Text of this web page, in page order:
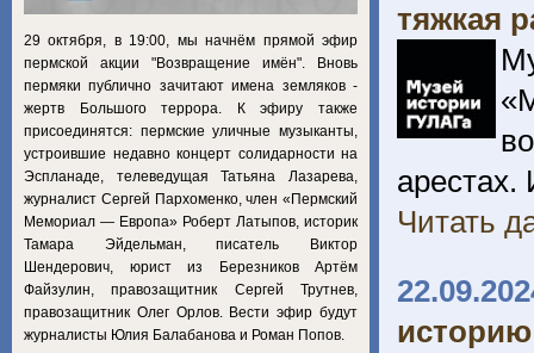
тяжкая
арестах.
Читать
29 октября, в 19:00, мы начнём прямой эфир
пермской акции "Возвращение имён". Вновь
пермяки публично зачитают имена земляков -
жертв Большого террора. К эфиру также
присоединятся: пермские уличные музыканты,
устроившие недавно концерт солидарности на
Эспланаде, телеведущая Татьяна Лазарева,
журналист Сергей Пархоменко, член «Пермский
Мемориал — Европа» Роберт Латыпов, историк
Тамара Эйдельман, писатель Виктор
Шендерович, юрист из Березников Артём
Файзулин, правозащитник Сергей Трутнев,
правозащитник Олег Орлов. Вести эфир будут
журналисты Юлия Балабанова и Роман Попов.